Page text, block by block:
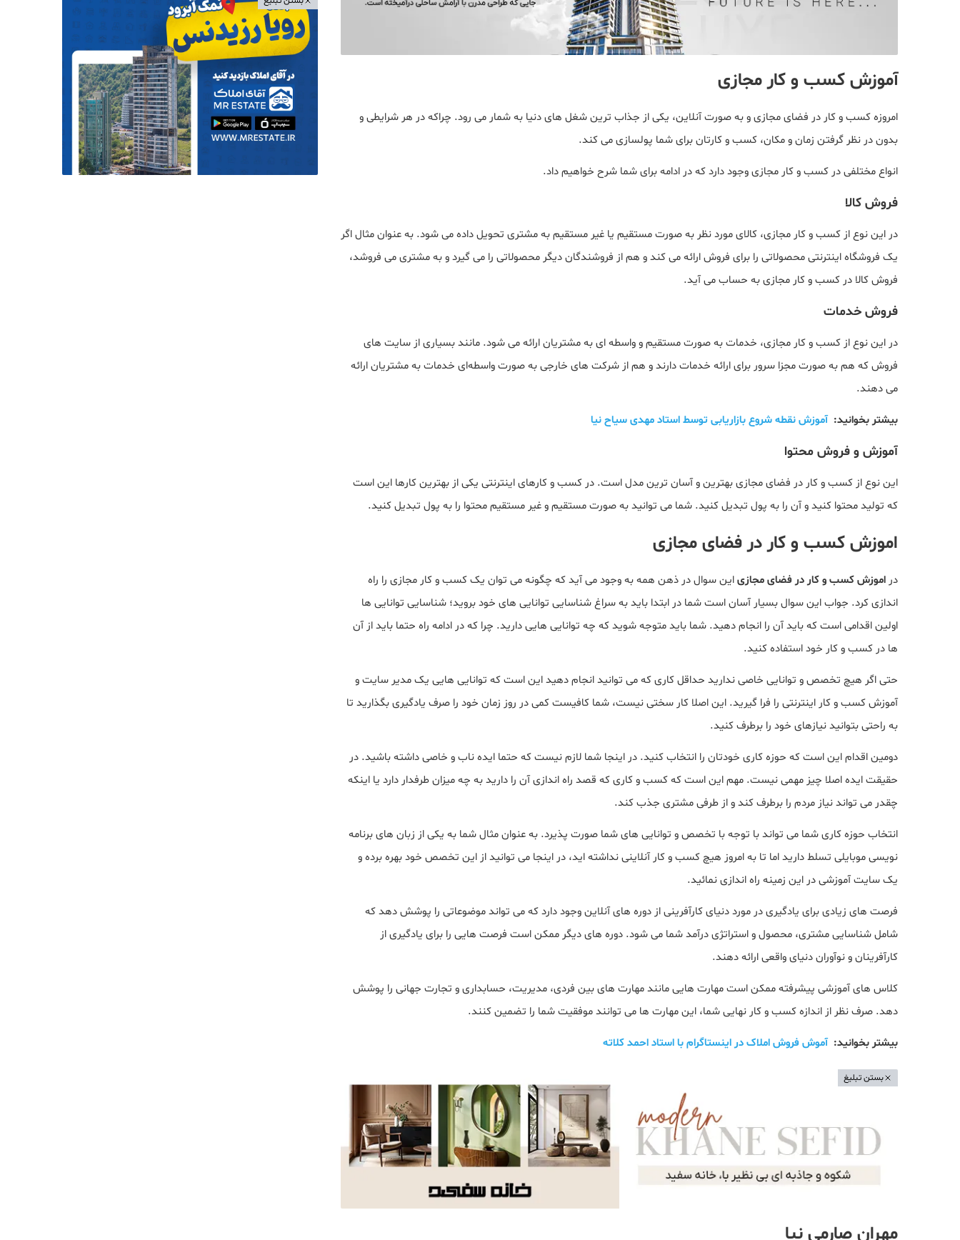
آموزش کسب و کار مجازی
امروزه کسب و کار در فضای مجازی و به صورت آنلاین، یکی از جذاب ترین شغل های دنیا به شمار می رود. چراکه در هر شرایطی و
بدون در نظر گرفتن زمان و مکان، کسب و کارتان برای شما پولسازی می کند.
انواع مختلفی در کسب و کار مجازی وجود دارد که در ادامه برای شما شرح خواهیم داد.
فروش کالا
در این نوع از کسب و کار مجازی، کالای مورد نظر به صورت مستقیم یا غیر مستقیم به مشتری تحویل داده می شود. به عنوان مثال اگر
یک فروشگاه اینترنتی محصولاتی را برای فروش ارائه می کند و هم از فروشندگان دیگر محصولاتی را می گیرد و به مشتری می فروشد،
فروش کالا در کسب و کار مجازی به حساب می آید.
فروش خدمات
در این نوع از کسب و کار مجازی، خدمات به صورت مستقیم و واسطه ای به مشتریان ارائه می شود. مانند بسیاری از سایت های
فروش که هم به صورت مجزا سرور برای ارائه خدمات دارند و هم از شرکت های خارجی به صورت واسطه‌ای خدمات به مشتریان ارائه
می دهند.
بیشتر بخوانید: آموزش نقطه شروع بازاریابی توسط استاد مهدی سیاح نیا
آموزش و فروش محتوا
این نوع از کسب و کار در فضای مجازی بهترین و آسان ترین مدل است. در کسب و کارهای اینترنتی یکی از بهترین کارها این است
که تولید محتوا کنید و آن را به پول تبدیل کنید. شما می توانید به صورت مستقیم و غیر مستقیم محتوا را به پول تبدیل کنید.
اموزش کسب و کار در فضای مجازی
در اموزش کسب و کار در فضای مجازیاین سوال در ذهن همه به وجود می آید که چگونه می توان یک کسب و کار مجازی را راه
اندازی کرد. جواب این سوال بسیار آسان است شما در ابتدا باید به سراغ شناسایی توانایی های خود بروید؛ شناسایی توانایی ها
اولین اقدامی است که باید آن را انجام دهید. شما باید متوجه شوید که چه توانایی هایی دارید. چرا که در ادامه راه حتما باید از آن
ها در کسب و کار خود استفاده کنید.
حتی اگر هیچ تخصص و توانایی خاصی ندارید حداقل کاری که می توانید انجام دهید این است که توانایی هایی یک مدیر سایت و
آموزش کسب و کار اینترنتی را فرا گیرید. این اصلا کار سختی نیست، شما کافیست کمی در روز زمان خود را صرف یادگیری بگذارید تا
به راحتی بتوانید نیازهای خود را برطرف کنید.
دومین اقدام این است که حوزه کاری خودتان را انتخاب کنید. در اینجا شما لازم نیست که حتما ایده ناب و خاصی داشته باشید. در
حقیقت ایده اصلا چیز مهمی نیست. مهم این است که کسب و کاری که قصد راه اندازی آن را دارید به چه میزان طرفدار دارد یا اینکه
چقدر می تواند نیاز مردم را برطرف کند و از طرفی مشتری جذب کند.
انتخاب حوزه کاری شما می تواند با توجه با تخصص و توانایی های شما صورت پذیرد. به عنوان مثال شما به یکی از زبان های برنامه
نویسی موبایلی تسلط دارید اما تا به امروز هیچ کسب و کار آنلاینی نداشته اید، در اینجا می توانید از این تخصص خود بهره برده و
یک سایت آموزشی در این زمینه راه اندازی نمائید.
فرصت های زیادی برای یادگیری در مورد دنیای کارآفرینی از دوره های آنلاین وجود دارد که می تواند موضوعاتی را پوشش دهد که
شامل شناسایی مشتری، محصول و استراتژی درآمد شما می شود. دوره های دیگر ممکن است فرصت هایی را برای یادگیری از
کارآفرینان و نوآوران دنیای واقعی ارائه دهند.
کلاس های آموزشی پیشرفته ممکن است مهارت هایی مانند مهارت های بین فردی، مدیریت، حسابداری و تجارت جهانی را پوشش
دهد. صرف نظر از اندازه کسب و کار نهایی شما، این مهارت ها می توانند موفقیت شما را تضمین کنند.
بیشتر بخوانید: آموش فروش املاک در اینستاگرام با استاد احمد کلاته
بستن تبلیغ
مهران صارمی نیا